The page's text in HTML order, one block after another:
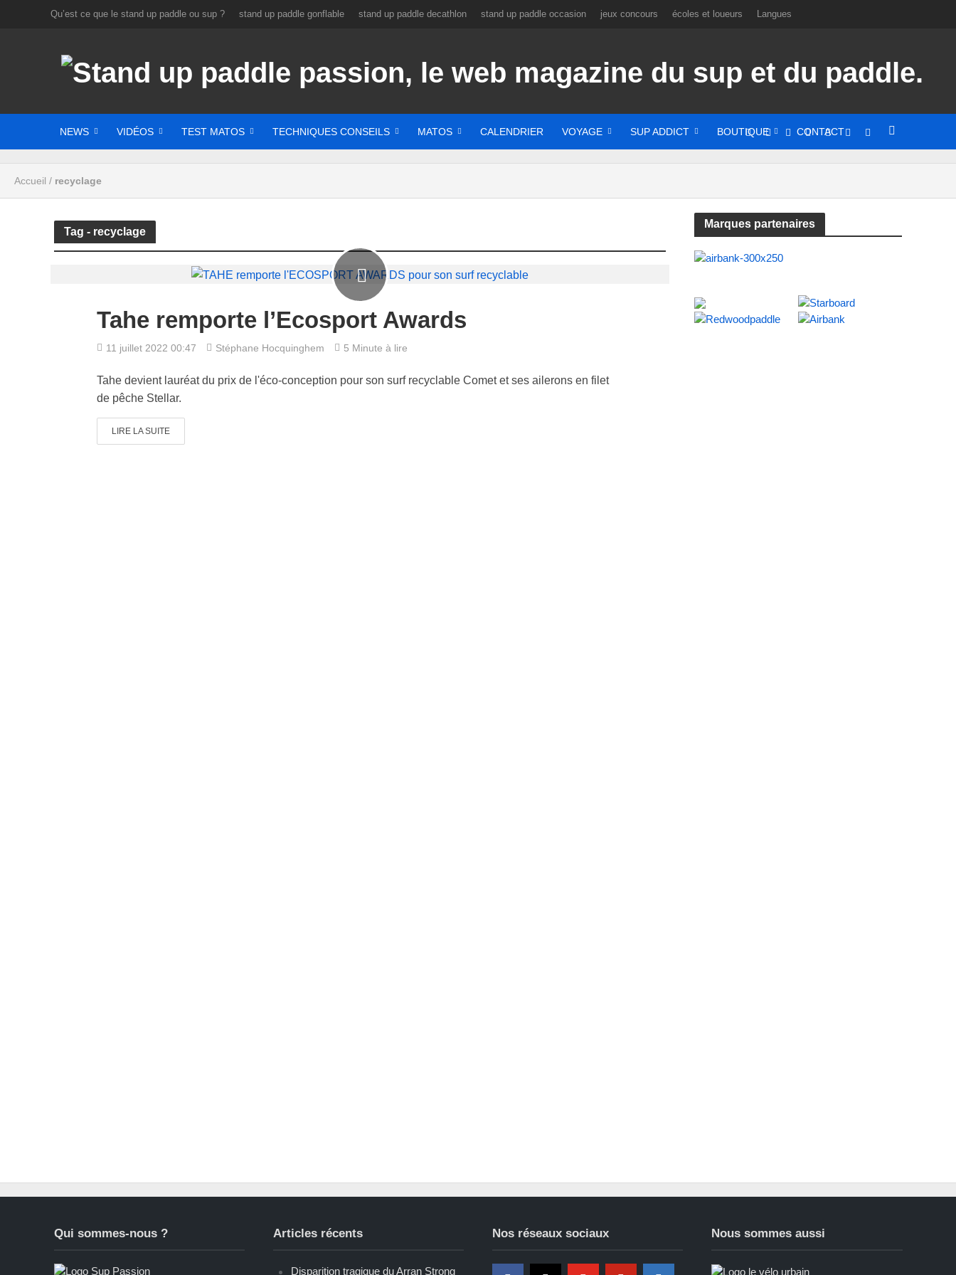
Qu’est ce que le stand up paddle ou sup ? stand up paddle gonflable stand up paddle decathlon stand up paddle occasion jeux concours écoles et loueurs Langues
NEWS VIDÉOS TEST MATOS TECHNIQUES CONSEILS MATOS CALENDRIER VOYAGE SUP ADDICT BOUTIQUE CONTACT
Accueil / recyclage
Tag - recyclage
Tahe remporte l’Ecosport Awards
11 juillet 2022 00:47 Stéphane Hocquinghem 5 Minute à lire
Tahe devient lauréat du prix de l'éco-conception pour son surf recyclable Comet et ses ailerons en filet
de pêche Stellar.
LIRE LA SUITE
Marques partenaires
Qui sommes-nous ? Articles récents
Disparition tragique du Arran Strong
Nos réseaux sociaux Nous sommes aussi